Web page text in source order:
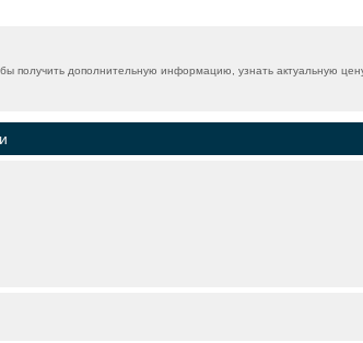
получить дополнительную информацию, узнать актуальную